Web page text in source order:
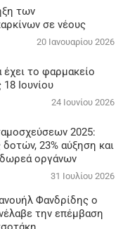
των
σε νέους
20 Ιανουαρίου 2026
το φαρμακείο
Ιουνίου
24 Ιουνίου 2026
2025:
23% αύξηση και
οργάνων
31 Ιουλίου 2026
Φανδρίδης ο
την επέμβαση